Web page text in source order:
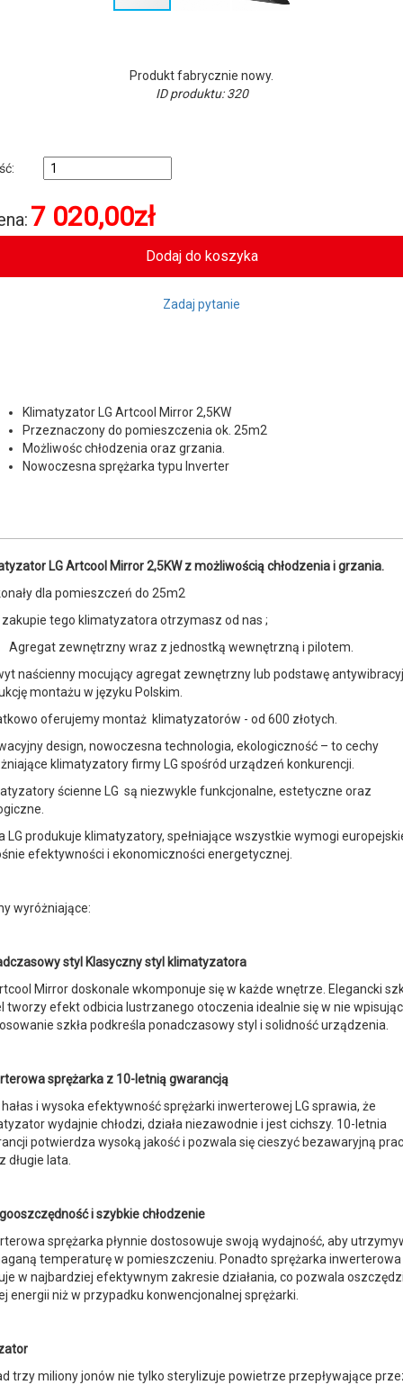
Produkt fabrycznie nowy.
ID produktu: 320
7 020,00zł
Zadaj pytanie
Klimatyzator LG Artcool Mirror 2,5KW
Przeznaczony do pomieszczenia ok. 25m2
Możliwośc chłodzenia oraz grzania.
Nowoczesna sprężarka typu Inverter
LG Artcool Mirror 2,5KW z możliwością chłodzenia i grzania.
dla pomieszczeń do 25m2
tego klimatyzatora otrzymasz od nas ;
Agregat zewnętrzny wraz z jednostką wewnętrzną i pilotem.
naścienny mocujący agregat zewnętrzny lub podstawę
montażu w języku Polskim.
oferujemy montaż klimatyzatorów - od 600 złotych.
design, nowoczesna technologia, ekologiczność – to cechy
klimatyzatory firmy LG spośród urządzeń konkurencji.
ścienne LG są niezwykle funkcjonalne, estetyczne oraz
LG produkuje klimatyzatory, spełniające wszystkie wymogi
efektywności i ekonomiczności energetycznej.
wyróżniające:
styl Klasyczny styl klimatyzatora
Mirror doskonale wkomponuje się w każde wnętrze. Elegancki
tworzy efekt odbicia lustrzanego otoczenia idealnie się w nie
szkła podkreśla ponadczasowy styl i solidność urządzenia.
sprężarka z 10-letnią gwarancją
hałas i wysoka efektywność sprężarki inwerterowej LG sprawia, że
wydajnie chłodzi, działa niezawodnie i jest cichszy. 10-letnia
potwierdza wysoką jakość i pozwala się cieszyć bezawaryjną
długie lata.
i szybkie chłodzenie
sprężarka płynnie dostosowuje swoją wydajność, aby
temperaturę w pomieszczeniu. Ponadto sprężarka inwerterowa
w najbardziej efektywnym zakresie działania, co pozwala
energii niż w przypadku konwencjonalnej sprężarki.
trzy miliony jonów nie tylko sterylizuje powietrze przepływające